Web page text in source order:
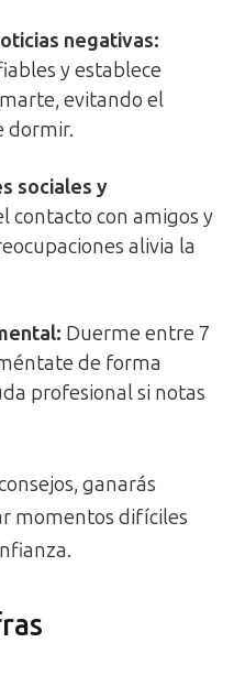
negativas:
y establece
evitando el
dormir.
sociales y
contacto con amigos y
alivia la
Duerme entre 7
de forma
profesional si notas
ganarás
momentos difíciles